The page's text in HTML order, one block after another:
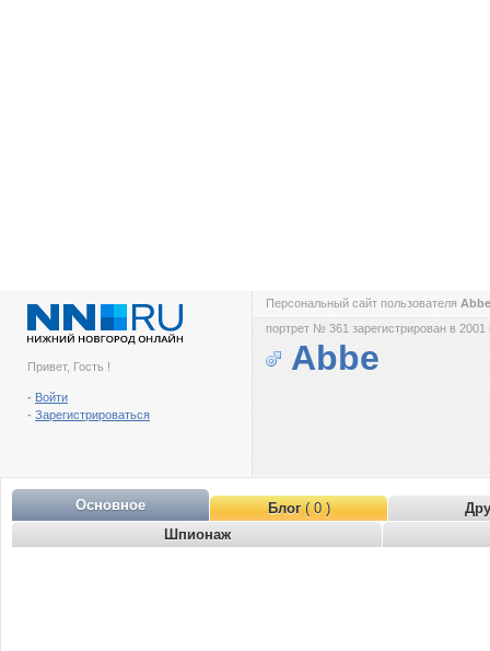
Привет, Гость !
- Войти
- Зарегистрироваться
Персональный сайт пользователя
портрет № 361 зарегистрирован в 2001
Abbe
Основное Блог( 0 )
Шпионаж